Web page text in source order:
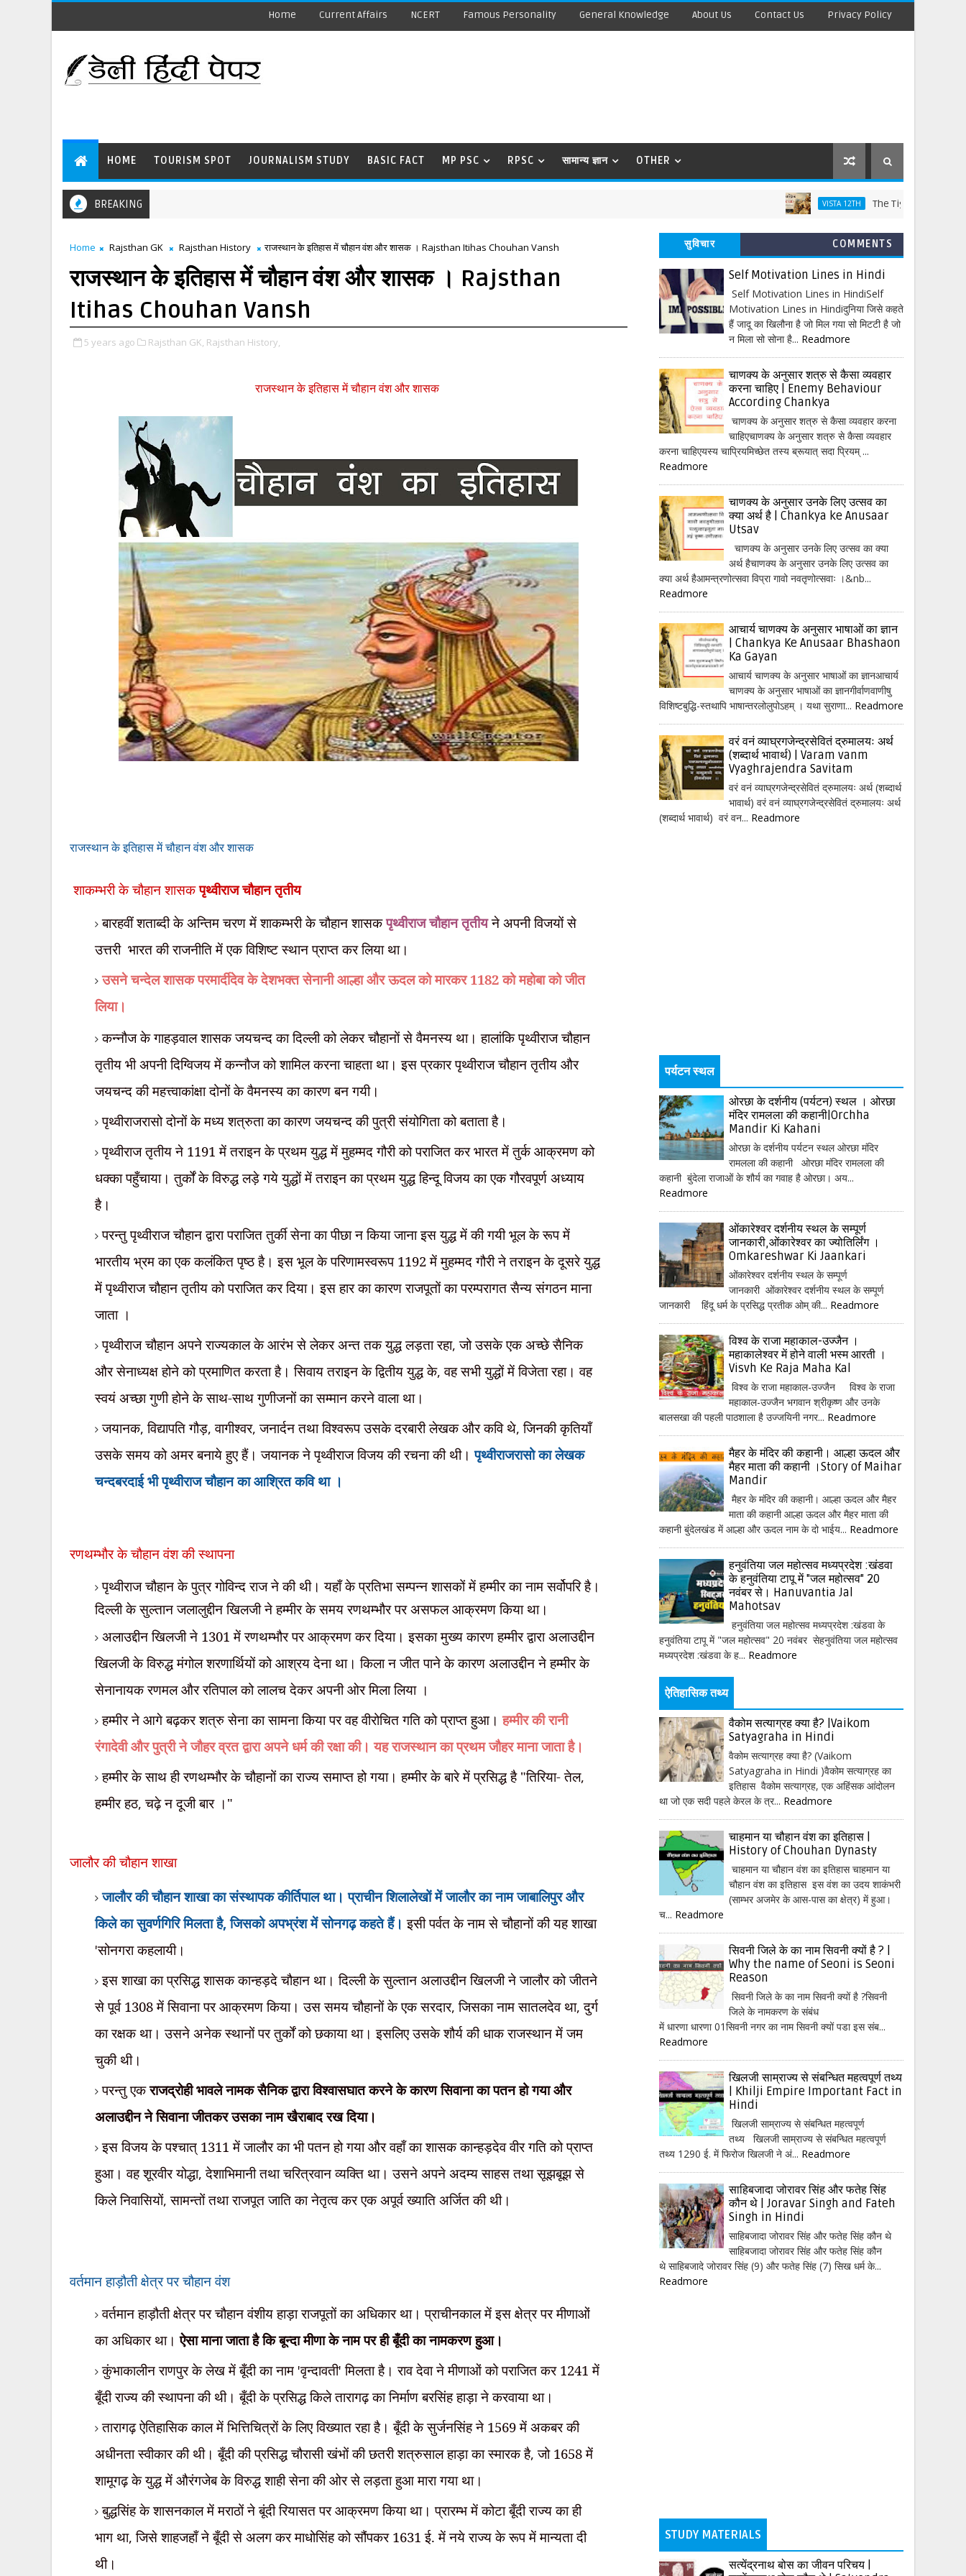
Home Current Affairs NCERT Famous Personality General Knowledge About Us Contact Us Privacy Policy
HOME TOURISM SPOT JOURNALISM STUDY BASIC FACT MP PSC RPSC सामान्य ज्ञान OTHER
BREAKING VISTA 12TH The Tiger King Words
Home Rajsthan GK Rajsthan History राजस्थान के इतिहास में चौहान वंश और शासक । Rajsthan Itihas Chouhan Vansh
राजस्थान के इतिहास में चौहान वंश और शासक । Rajsthan
Itihas Chouhan Vansh
5 years ago Rajsthan GK, Rajsthan History,
राजस्थान के इतिहास मेंचौहान वंश और शासक
राजस्थान के इतिहास मेंचौहान वंश और शासक
शाकम्भरी के चौहान शासकपृथ्वीराज चौहान तृतीय
बारहवीं शताब्दी के अन्तिम चरण में शाकम्भरी के चौहान शासकपृथ्वीराज चौहान तृतीयने अपनी विजयों से
उत्तरी भारत की राजनीति में एक विशिष्ट स्थान प्राप्त कर लिया था।
उसने चन्देल शासक परमार्दीदेव के देशभक्त सेनानी आल्हा और ऊदल को मारकर 1182 को महोबा को जीत
लिया।
कन्नौज के गाहड़वाल शासक जयचन्द का दिल्ली को लेकर चौहानों से वैमनस्य था। हालांकि पृथ्वीराज चौहान
तृतीय भी अपनी दिग्विजय में कन्नौज को शामिल करना चाहता था। इस प्रकार पृथ्वीराज चौहान तृतीय और
जयचन्द की महत्त्वाकांक्षा दोनों के वैमनस्य का कारण बन गयी।
पृथ्वीराजरासो दोनों के मध्य शत्रुता का कारण जयचन्द की पुत्री संयोगिता को बताता है।
पृथ्वीराज तृतीय ने 1191 में तराइन के प्रथम युद्ध में मुहम्मद गौरी को पराजित कर भारत में तुर्क आक्रमण को
धक्का पहुँचाया। तुर्कों के विरुद्ध लड़े गये युद्धों में तराइन का प्रथम युद्ध हिन्दू विजय का एक गौरवपूर्ण अध्याय
है।
परन्तु पृथ्वीराज चौहान द्वारा पराजित तुर्की सेना का पीछा न किया जाना इस युद्ध में की गयी भूल के रूप में
भारतीय भ्रम का एक कलंकित पृष्ठ है। इस भूल के परिणामस्वरूप 1192 में मुहम्मद गौरी ने तराइन के दूसरे युद्ध
में पृथ्वीराज चौहान तृतीय को पराजित कर दिया। इस हार का कारण राजपूतों का परम्परागत सैन्य संगठन माना
जाता ।
पृथ्वीराज चौहान अपने राज्यकाल के आरंभ से लेकर अन्त तक युद्ध लड़ता रहा,जो उसके एक अच्छे सैनिक
और सेनाध्यक्ष होने को प्रमाणित करता है। सिवाय तराइन के द्वितीय युद्ध के,वह सभी युद्धों में विजेता रहा। वह
स्वयं अच्छा गुणी होने के साथ-साथ गुणीजनों का सम्मान करने वाला था।
जयानक,विद्यापति गौड़,वागीश्वर,जनार्दन तथा विश्वरूप उसके दरबारी लेखक और कवि थे,जिनकी कृतियाँ
उसके समय को अमर बनाये हुए हैं। जयानक ने पृथ्वीराज विजय की रचना की थी।पृथ्वीराजरासो का लेखक
चन्दबरदाई भी पृथ्वीराज चौहान का आश्रित कवि था ।
रणथम्भौर के चौहान वंश की स्थापना
पृथ्वीराजचौहान के पुत्र गोविन्द राज ने की थी। यहाँ के प्रतिभासम्पन्न शासकों में हम्मीर का नाम सर्वोपरि है।
दिल्ली केसुल्तान जलालुद्दीन खिलजी ने हम्मीर के समय रणथम्भौरपर असफल आक्रमण किया था।
अलाउद्दीन खिलजी ने 1301 में रणथम्भौर पर आक्रमण कर दिया। इसका मुख्य कारण हम्मीर द्वारा अलाउद्दीन
खिलजी के विरुद्ध मंगोल शरणार्थियों को आश्रय देना था। किला न जीत पाने के कारण अलाउद्दीन ने हम्मीर के
सेनानायक रणमल और रतिपाल को लालच देकर अपनी ओर मिला लिया ।
हम्मीर ने आगे बढ़कर शत्रु सेना का सामना किया पर वह वीरोचित गति को प्राप्त हुआ।हम्मीर की रानी
रंगादेवी और पुत्री ने जौहर व्रत द्वारा अपने धर्म की रक्षा की। यह राजस्थान का प्रथम जौहर माना जाता है।
हम्मीर के साथ ही रणथम्भौर के चौहानों का राज्य समाप्त हो गया। हम्मीर के बारे में प्रसिद्ध है "तिरिया- तेल,
हम्मीर हठ,चढ़े न दूजी बार ।"
जालौर की चौहान शाखा
जालौर की चौहान शाखा का संस्थापक कीर्तिपाल था। प्राचीन शिलालेखों में जालौर का नाम जाबालिपुर और
किले का सुवर्णगिरि मिलता है,जिसको अपभ्रंश में सोनगढ़ कहते हैं।इसी पर्वत के नाम से चौहानों की यह शाखा
'सोनगरा कहलायी।
इस शाखा का प्रसिद्ध शासक कान्हड़दे चौहान था। दिल्ली के सुल्तान अलाउद्दीन खिलजी ने जालौर को जीतने
से पूर्व 1308 में सिवाना पर आक्रमण किया। उस समय चौहानों के एक सरदार,जिसका नाम सातलदेव था,दुर्ग
का रक्षक था। उसने अनेक स्थानों पर तुर्कों को छकाया था। इसलिए उसके शौर्य की धाक राजस्थान में जम
चुकी थी।
परन्तु एकराजद्रोही भावले नामक सैनिक द्वारा विश्वासघात करने के कारण सिवाना का पतन हो गया और
अलाउद्दीन ने सिवाना जीतकर उसका नाम खैराबाद रख दिया।
इस विजय के पश्चात् 1311 में जालौर का भी पतन हो गया और वहाँ का शासक कान्हड़देव वीर गति को प्राप्त
हुआ। वह शूरवीर योद्धा,देशाभिमानी तथा चरित्रवान व्यक्ति था। उसने अपने अदम्य साहस तथा सूझबूझ से
किले निवासियों,सामन्तों तथा राजपूत जाति का नेतृत्व कर एक अपूर्व ख्याति अर्जित की थी।
वर्तमान हाड़ौती क्षेत्र पर चौहान वंश
वर्तमान हाड़ौती क्षेत्र पर चौहान वंशीय हाड़ा राजपूतों का अधिकार था। प्राचीनकाल में इस क्षेत्र पर मीणाओं
का अधिकार था।ऐसा माना जाता है कि बून्दामीणा के नाम पर ही बूँदी का नामकरण हुआ।
कुंभाकालीन राणपुर के लेख में बूँदी का नाम 'वृन्दावती'मिलता है। राव देवा ने मीणाओं को पराजित कर 1241 में
बूँदी राज्य की स्थापना की थी। बूँदी के प्रसिद्ध किले तारागढ़ का निर्माण बरसिंह हाड़ा ने करवाया था।
तारागढ़ ऐतिहासिक काल में भित्तिचित्रों के लिए विख्यात रहा है। बूँदी के सुर्जनसिंह ने 1569 में अकबर की
अधीनता स्वीकार की थी। बूँदी की प्रसिद्ध चौरासी खंभों की छतरी शत्रुसाल हाड़ा का स्मारक है,जो 1658 में
शामूगढ़ के युद्ध में औरंगजेब के विरुद्ध शाही सेना की ओर से लड़ता हुआ मारा गया था।
बुद्धसिंह के शासनकाल में मराठों ने बूंदी रियासत पर आक्रमण किया था। प्रारम्भ में कोटा बूँदी राज्य का ही
भाग था,जिसे शाहजहाँ ने बूँदी से अलग कर माधोसिंह को सौंपकर 1631 ई. में नये राज्य के रूप में मान्यता दी
थी।
सुविचार COMMENTS
Self Motivation Lines in Hindi
Self Motivation Lines in HindiSelf
Motivation Lines in Hindiदुनिया जिसे कहते
हैं जादू का खिलौना है जो मिल गया सो मिटटी है जो
न मिला सो सोना है... Readmore
चाणक्य के अनुसार शत्रु से कैसा व्यवहार
करना चाहिए | Enemy Behaviour
According Chankya
चाणक्य के अनुसार शत्रु से कैसा व्यवहार करना
चाहिएचाणक्य के अनुसार शत्रु से कैसा व्यवहार
करना चाहिएयस्य चाप्रियमिच्छेत तस्य ब्रूयात् सदा प्रियम् ...
Readmore
चाणक्य के अनुसार उनके लिए उत्सव का
क्या अर्थ है | Chankya ke Anusaar
Utsav
चाणक्य के अनुसार उनके लिए उत्सव का क्या
अर्थ हैचाणक्य के अनुसार उनके लिए उत्सव का
क्या अर्थ हैआमन्त्रणोत्सवा विप्रा गावो नवतृणोत्सवाः ।&nb...
Readmore
आचार्य चाणक्य के अनुसार भाषाओं का ज्ञान
| Chankya Ke Anusaar Bhashaon
Ka Gayan
आचार्य चाणक्य के अनुसार भाषाओं का ज्ञानआचार्य
चाणक्य के अनुसार भाषाओं का ज्ञानगीर्वाणवाणीषु
विशिष्टबुद्धि-स्तथापि भाषान्तरलोलुपोऽहम् । यथा सुराणा... Readmore
वरं वनं व्याघ्रगजेन्द्रसेवितं द्रुमालयः अर्थ
(शब्दार्थ भावार्थ) | Varam vanm
Vyaghrajendra Savitam
वरं वनं व्याघ्रगजेन्द्रसेवितं द्रुमालयः अर्थ (शब्दार्थ
भावार्थ) वरं वनं व्याघ्रगजेन्द्रसेवितं द्रुमालयः अर्थ
(शब्दार्थ भावार्थ) वरं वन... Readmore
पर्यटन स्थल
ओरछा के दर्शनीय (पर्यटन) स्थल । ओरछा
मंदिर रामलला की कहानी|Orchha
Mandir Ki Kahani
ओरछा के दर्शनीय पर्यटन स्थल ओरछा मंदिर
रामलला की कहानी ओरछा मंदिर रामलला की
कहानी बुंदेला राजाओं के शौर्य का गवाह है ओरछा। अय...
Readmore
ओंकारेश्वर दर्शनीय स्थल के सम्पूर्ण
जानकारी,ओंकारेश्वर का ज्योतिर्लिंग ।
Omkareshwar Ki Jaankari
ओंकारेश्वर दर्शनीय स्थल के सम्पूर्ण
जानकारी ओंकारेश्वर दर्शनीय स्थल के सम्पूर्ण
जानकारी हिंदू धर्म के प्रसिद्ध प्रतीक ओम् की... Readmore
विश्व के राजा महाकाल-उज्जैन ।
महाकालेश्वर में होने वाली भस्म आरती ।
Visvh Ke Raja Maha Kal
विश्व के राजा महाकाल-उज्जैन विश्व के राजा
महाकाल-उज्जैन भगवान श्रीकृष्ण और उनके
बालसखा की पहली पाठशाला है उज्जयिनी नगर... Readmore
मैहर के मंदिर की कहानी। आल्हा ऊदल और
मैहर माता की कहानी ।Story of Maihar
Mandir
मैहर के मंदिर की कहानी। आल्हा ऊदल और मैहर
माता की कहानी आल्हा ऊदल और मैहर माता की
कहानी बुंदेलखंड में आल्हा और ऊदल नाम के दो भाईय... Readmore
हनुवंतिया जल महोत्सव मध्यप्रदेश :खंडवा
के हनुवंतिया टापू में "जल महोत्सव" 20
नवंबर से। Hanuvantia Jal
Mahotsav
हनुवंतिया जल महोत्सव मध्यप्रदेश :खंडवा के
हनुवंतिया टापू में "जल महोत्सव" 20 नवंबर सेहनुवंतिया जल महोत्सव
मध्यप्रदेश :खंडवा के ह... Readmore
ऐतिहासिक तथ्य
वैकोम सत्याग्रह क्या है? |Vaikom
Satyagraha in Hindi
वैकोम सत्याग्रह क्या है? (Vaikom
Satyagraha in Hindi )वैकोम सत्याग्रह का
इतिहास वैकोम सत्याग्रह, एक अहिंसक आंदोलन
था जो एक सदी पहले केरल के त्र... Readmore
चाहमान या चौहान वंश का इतिहास |
History of Chouhan Dynasty
चाहमान या चौहान वंश का इतिहास चाहमान या
चौहान वंश का इतिहास इस वंश का उदय शाकंभरी
(साम्भर अजमेर के आस-पास का क्षेत्र) में हुआ।
च... Readmore
सिवनी जिले के का नाम सिवनी क्यों है ? |
Why the name of Seoni is Seoni
Reason
सिवनी जिले के का नाम सिवनी क्यों है ?सिवनी
जिले के नामकरण के संबंध
में धारणा धारणा 01सिवनी नगर का नाम सिवनी क्यों पडा इस संब...
Readmore
खिलजी साम्राज्य से संबन्धित महत्वपूर्ण तथ्य
| Khilji Empire Important Fact in
Hindi
खिलजी साम्राज्य से संबन्धित महत्वपूर्ण
तथ्य खिलजी साम्राज्य से संबन्धित महत्वपूर्ण
तथ्य 1290 ई. में फिरोज खिलजी ने अं... Readmore
साहिबजादा जोरावर सिंह और फतेह सिंह
कौन थे | Joravar Singh and Fateh
Singh in Hindi
साहिबजादा जोरावर सिंह और फतेह सिंह कौन थे
साहिबजादा जोरावर सिंह और फतेह सिंह कौन
थे साहिबजादे जोरावर सिंह (9) और फतेह सिंह (7) सिख धर्म के...
Readmore
STUDY MATERIALS
सत्येंद्रनाथ बोस का जीवन परिचय |